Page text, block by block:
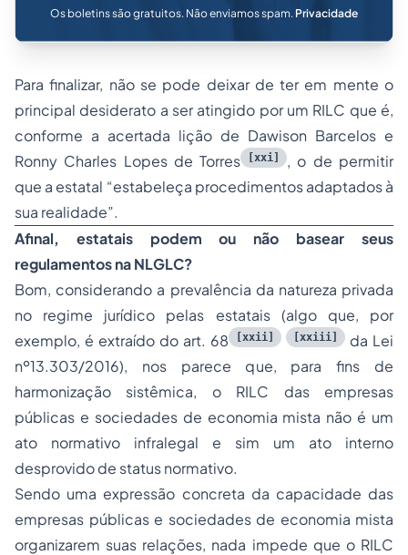
Os boletins são gratuitos. Não enviamos spam. Privacidade
Para finalizar, não se pode deixar de ter em mente o
principal desiderato a ser atingido por um RILC que é,
conforme a acertada lição de Dawison Barcelos e
Ronny Charles Lopes de Torres
[xxi]
, o de permitir
que a estatal “estabeleça procedimentos adaptados à
sua realidade”.
Afinal, estatais podem ou não basear seus
regulamentos na NLGLC?
Bom, considerando a prevalência da natureza privada
no regime jurídico pelas estatais (algo que, por
exemplo, é extraído do art. 68
[xxii] [xxiii]
da Lei
nº13.303/2016), nos parece que, para fins de
harmonização sistêmica, o RILC das empresas
públicas e sociedades de economia mista não é um
ato normativo infralegal e sim um ato interno
desprovido de status normativo.
Sendo uma expressão concreta da capacidade das
empresas públicas e sociedades de economia mista
organizarem suas relações, nada impede que o RILC